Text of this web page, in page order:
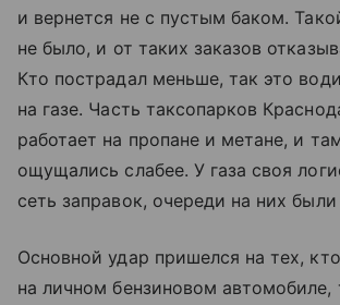
и вернется не с пустым баком.
не было, и от таких заказов
Кто пострадал меньше, так это
на газе. Часть таксопарков
работает на пропане и метане, и
ощущались слабее. У газа своя
сеть заправок, очереди на них
Основной удар пришелся на тех,
на личном бензиновом автомобиле,